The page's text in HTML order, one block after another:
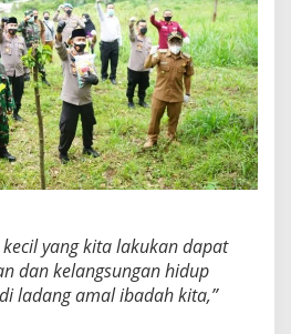
yang kita lakukan dapat
dan kelangsungan hidup
ladang amal ibadah kita,”